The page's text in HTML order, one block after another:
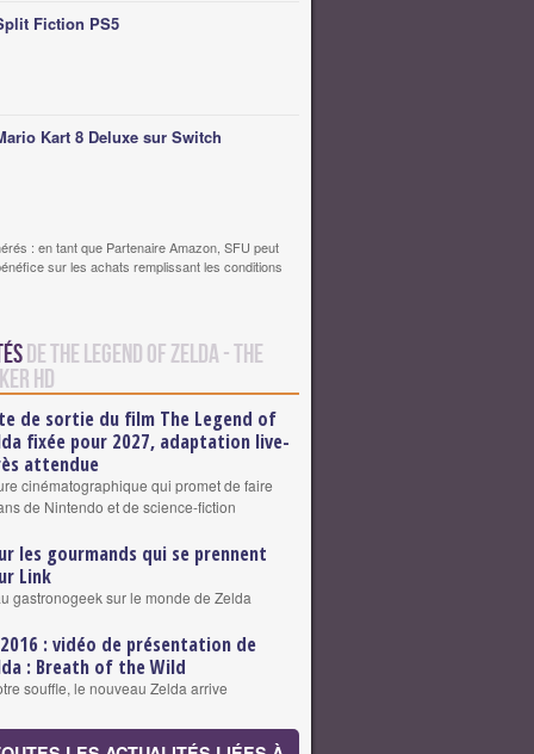
Fiction PS5
Kart 8 Deluxe sur Switch
: en tant que Partenaire Amazon, SFU peut
sur les achats remplissant les conditions
de The Legend of Zelda - The
HD
de sortie du film The Legend of
fixée pour 2027, adaptation live-
attendue
cinématographique qui promet de faire
de Nintendo et de science-fiction
les gourmands qui se prennent
Link
gastronogeek sur le monde de Zelda
2016 : vidéo de présentation de
: Breath of the Wild
souffle, le nouveau Zelda arrive